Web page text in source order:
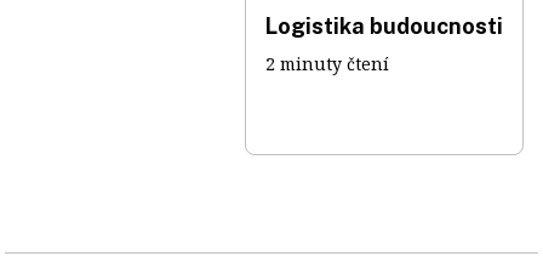
Logistika budoucnosti
2 minuty čtení